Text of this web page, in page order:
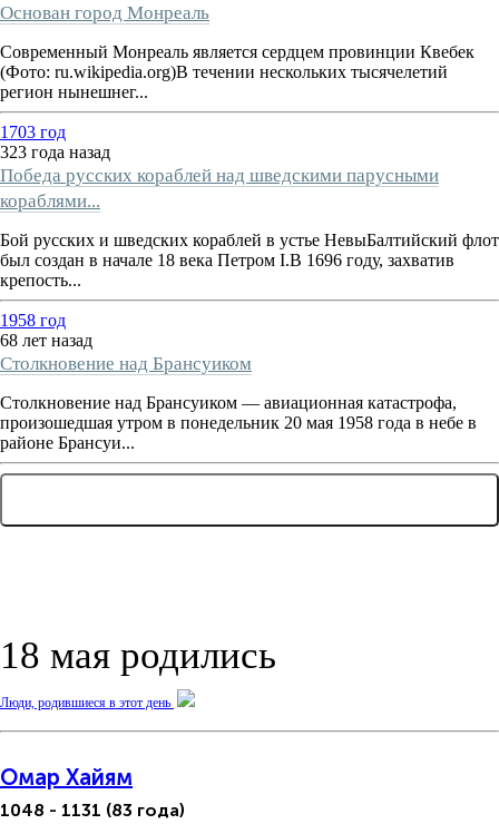
Основан город Монреаль
Современный Монреаль является сердцем провинции Квебек
(Фото: ru.wikipedia.org)В течении нескольких тысячелетий
регион нынешнег...
1703 год
323 года назад
Победа русских кораблей над шведскими парусными
кораблями...
Бой русских и шведских кораблей в устье НевыБалтийский флот
был создан в начале 18 века Петром I.В 1696 году, захватив
крепость...
1958 год
68 лет назад
Столкновение над Брансуиком
Столкновение над Брансуиком — авиационная катастрофа,
произошедшая утром в понедельник 20 мая 1958 года в небе в
районе Брансуи...
18 мая родились
Люди, родившиеся в этот день
Омар Хайям
1048 - 1131 (83 года)